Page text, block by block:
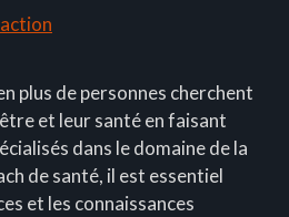
plus de personnes cherchent
et leur santé en faisant
dans le domaine de la
de santé, il est essentiel
et les connaissances